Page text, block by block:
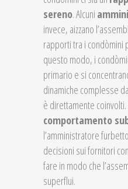
sereno. Alcuni
invece, aizzano
rapporti tra i condòmini
questo modo, i
primario e si
dinamiche complesse
è direttamente
comportamento
l’amministratore
decisioni sui fornitori
fare in modo che
superflui.